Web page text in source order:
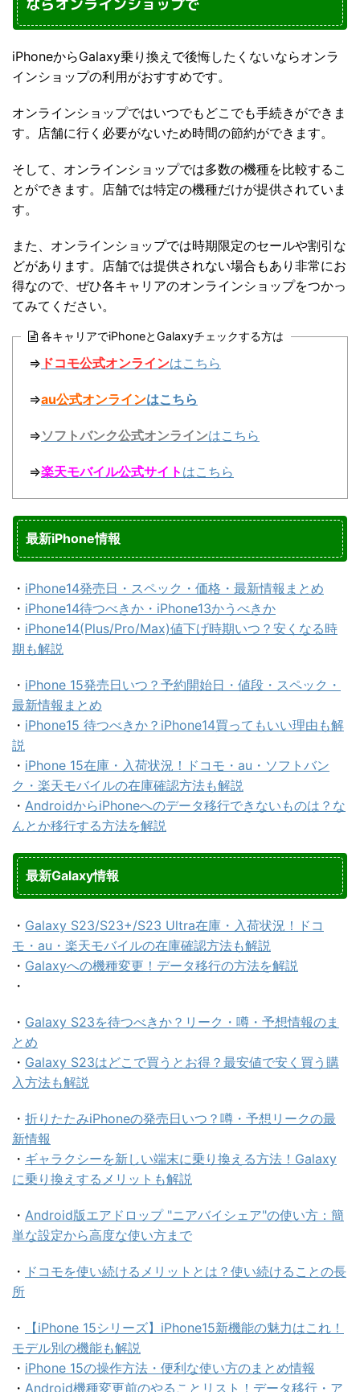
ならオンラインショップで
iPhoneからGalaxy乗り換えで後悔したくないならオンラ
インショップの利用がおすすめです。
オンラインショップではいつでもどこでも手続きができま
す。店舗に行く必要がないため時間の節約ができます。
そして、オンラインショップでは多数の機種を比較するこ
とができます。店舗では特定の機種だけが提供されていま
す。
また、オンラインショップでは時期限定のセールや割引な
どがあります。店舗では提供されない場合もあり非常にお
得なので、ぜひ各キャリアのオンラインショップをつかっ
てみてください。
各キャリアでiPhoneとGalaxyチェックする方は
⇒ ドコモ公式オンラインはこちら
⇒au公式オンラインはこちら
⇒ソフトバンク公式オンラインはこちら
⇒楽天モバイル公式サイト はこちら
最新iPhone情報
・ iPhone14発売日・スペック・価格・最新情報まとめ
・ iPhone14待つべきか・iPhone13かうべきか
・ iPhone14(Plus/Pro/Max)値下げ時期いつ？安くなる時
期も解説
・ iPhone 15発売日いつ？予約開始日・値段・スペック・
最新情報まとめ
・ iPhone15 待つべきか？iPhone14買ってもいい理由も解
説
・ iPhone 15在庫・入荷状況！ドコモ・au・ソフトバン
ク・楽天モバイルの在庫確認方法も解説
・ AndroidからiPhoneへのデータ移行できないものは？な
んとか移行する方法を解説
最新Galaxy情報
・ Galaxy S23/S23+/S23 Ultra在庫・入荷状況！ドコ
モ・au・楽天モバイルの在庫確認方法も解説
・ Galaxyへの機種変更！データ移行の方法を解説
・
・ Galaxy S23を待つべきか？リーク・噂・予想情報のま
とめ
・ Galaxy S23はどこで買うとお得？最安値で安く買う購
入方法も解説
・ 折りたたみiPhoneの発売日いつ？噂・予想リークの最
新情報
・ ギャラクシーを新しい端末に乗り換える方法！Galaxy
に乗り換えするメリットも解説
・ Android版エアドロップ "ニアバイシェア"の使い方：簡
単な設定から高度な使い方まで
・ ドコモを使い続けるメリットとは？使い続けることの長
所
・
【iPhone 15シリーズ】iPhone15新機能の魅力はこれ！
モデル別の機能も解説
・ iPhone 15の操作方法・便利な使い方のまとめ情報
・ Android機種変更前のやることリスト！データ移行・ア